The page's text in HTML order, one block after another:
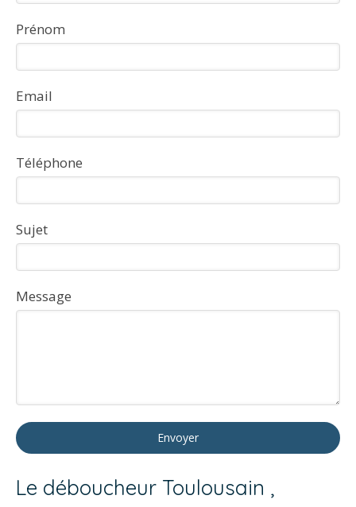
Prénom
Email
Téléphone
Sujet
Message
Envoyer
Le déboucheur Toulousain ,